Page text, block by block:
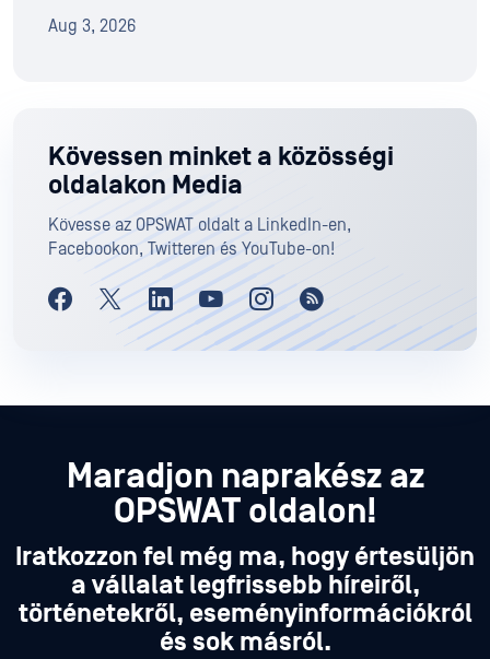
Aug 3, 2026
Kövessen minket a közösségi
oldalakon Media
Kövesse az OPSWAT oldalt a LinkedIn-en,
Facebookon, Twitteren és YouTube-on!
Maradjon naprakész az
OPSWAT oldalon!
Iratkozzon fel még ma, hogy értesüljön
a vállalat legfrissebb híreiről,
történetekről, eseményinformációkról
és sok másról.